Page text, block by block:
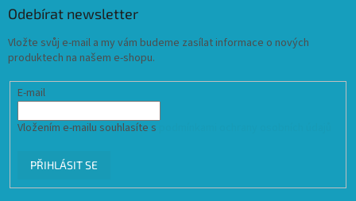
Odebírat newsletter
Vložte svůj e-mail a my vám budeme zasílat informace o nových
produktech na našem e-shopu.
E-mail
Vložením e-mailu souhlasíte s
PŘIHLÁSIT SE